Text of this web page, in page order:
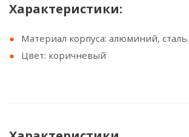
Характеристики:
Материал корпуса: алюминий, сталь.
Цвет: коричневый